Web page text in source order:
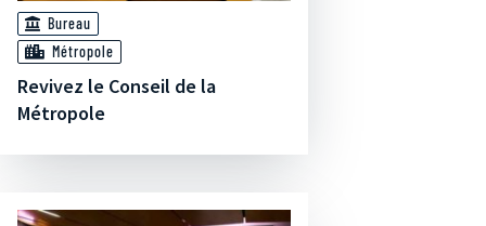
Bureau
Métropole
Revivez le Conseil de la
Métropole